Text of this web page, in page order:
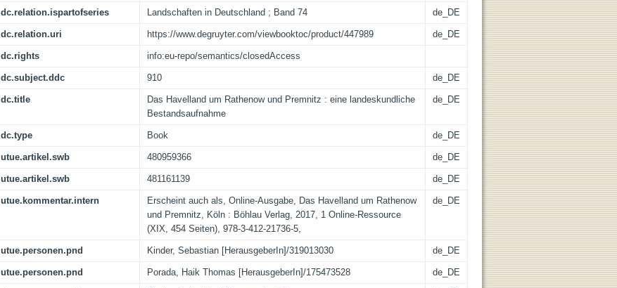
dc.relation.ispartofseries Landschaften in Deutschland ; Band 74 de_DE
dc.relation.uri https://www.degruyter.com/viewbooktoc/product/447989 de_DE
dc.rights info:eu-repo/semantics/closedAccess
dc.subject.ddc 910 de_DE
dc.title
Das Havelland um Rathenow und Premnitz : eine landeskundliche
Bestandsaufnahme
de_DE
dc.type Book de_DE
utue.artikel.swb 480959366 de_DE
utue.artikel.swb 481161139 de_DE
utue.kommentar.intern
Erscheint auch als, Online-Ausgabe, Das Havelland um Rathenow
und Premnitz, Köln : Böhlau Verlag, 2017, 1 Online-Ressource
(XIX, 454 Seiten), 978-3-412-21736-5,
de_DE
utue.personen.pnd Kinder, Sebastian [HerausgeberIn]/319013030 de_DE
utue.personen.pnd Porada, Haik Thomas [HerausgeberIn]/175473528 de_DE